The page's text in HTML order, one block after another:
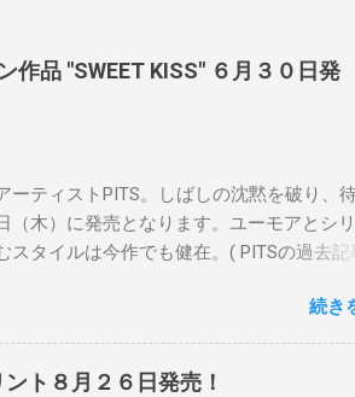
品 "SWEET KISS" ６月３０日発
ーティストPITS。しばしの沈黙を破り、
（木）に発売となります。ユーモアとシ
スタイルは今作でも健在。( PITSの過去記
エディション：各色５ サイズ：800mm
購入は、 こちら から
続き
ト８月２６日発売！